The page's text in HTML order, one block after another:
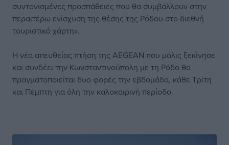
συντονισμένες προσπάθειες που θα συμβάλλουν στην
περαιτέρω ενίσχυση της θέσης της Ρόδου στο διεθνή
τουριστικό χάρτη».
Η νέα απευθείας πτήση της AEGEAN που μόλις ξεκίνησε
και συνδέει την Κωνσταντινούπολη με τη Ρόδο θα
πραγματοποιείται δυο φορές την εβδομάδα, κάθε Τρίτη
και Πέμπτη για όλη την καλοκαιρινή περίοδο.